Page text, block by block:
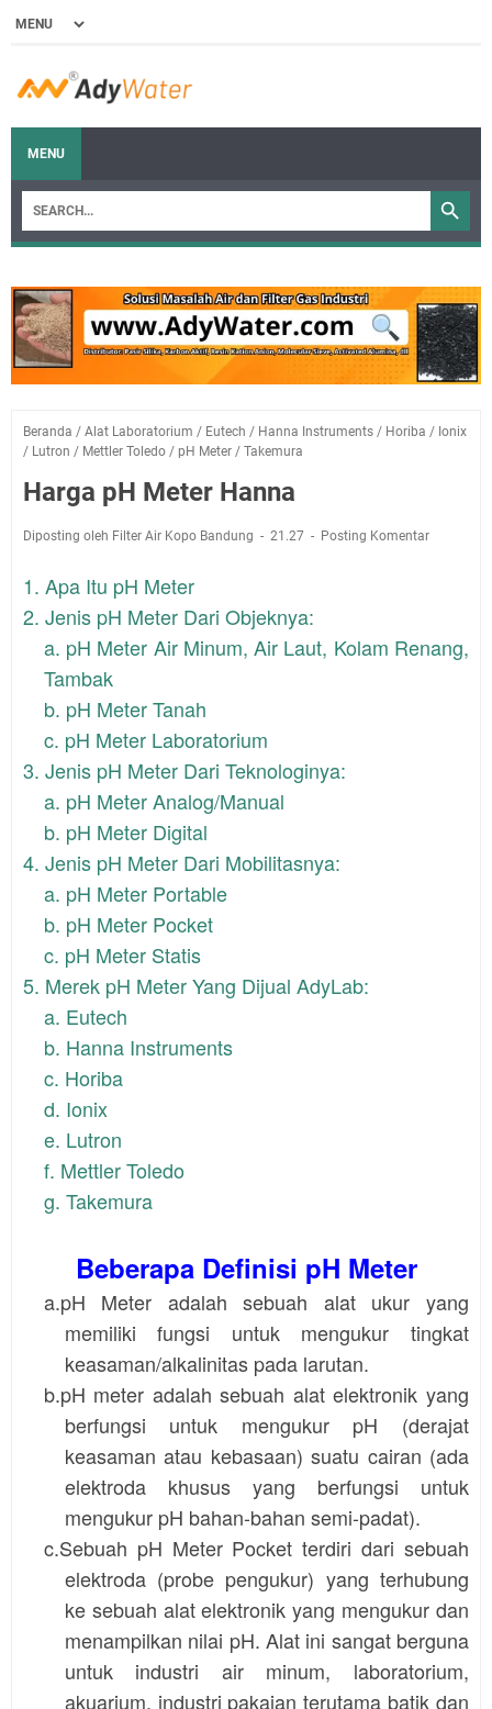
MENU
Beranda / Alat Laboratorium / Eutech / Hanna Instruments / Horiba / Ionix
/ Lutron / Mettler Toledo / pH Meter / Takemura
Harga pH Meter Hanna
Diposting oleh Filter Air Kopo Bandung 21.27 Posting Komentar
1. Apa Itu pH Meter
2. Jenis pH Meter Dari Objeknya:
a. pH Meter Air Minum, Air Laut, Kolam Renang,
Tambak
b. pH Meter Tanah
c. pH Meter Laboratorium
3. Jenis pH Meter Dari Teknologinya:
a. pH Meter Analog/Manual
b. pH Meter Digital
4. Jenis pH Meter Dari Mobilitasnya:
a. pH Meter Portable
b. pH Meter Pocket
c. pH Meter Statis
5. Merek pH Meter Yang Dijual AdyLab:
a. Eutech
b. Hanna Instruments
c. Horiba
d. Ionix
e. Lutron
f. Mettler Toledo
g. Takemura
Beberapa Definisi pH Meter
a.pH Meter adalah sebuah alat ukur yang
memiliki fungsi untuk mengukur tingkat
keasaman/alkalinitas pada larutan.
b.pH meter adalah sebuah alat elektronik yang
berfungsi untuk mengukur pH (derajat
keasaman atau kebasaan) suatu cairan (ada
elektroda khusus yang berfungsi untuk
mengukur pH bahan-bahan semi-padat).
c.Sebuah pH Meter Pocketterdiri dari sebuah
elektroda (probe pengukur) yang terhubung
ke sebuah alat elektronik yang mengukur dan
menampilkan nilai pH. Alat ini sangat berguna
untuk industri air minum, laboratorium,
akuarium, industri pakaian terutama batik dan